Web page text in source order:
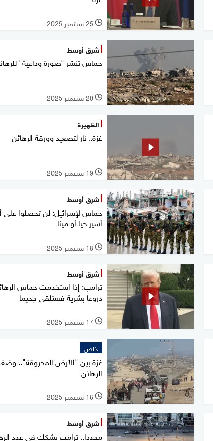
l 25 سبتمبر 2025
شرق أوسط
حماس تنشر "صورة وداعية"
l 20 سبتمبر 2025
الظهيرة
غزة.. نار لتصعيد وورقة الرهائن
l 19 سبتمبر 2025
شرق أوسط
حماس لإسرائيل: لن تحصلوا على
أسير حيا أو ميتا
l 18 سبتمبر 2025
شرق أوسط
ترامب: إذا استخدمت حماس
دروعا بشرية فستلقى جحيما
l 17 سبتمبر 2025
خاص
غزة بين "الأرض المحروقة"..
الرهائن
l 16 سبتمبر 2025
شرق أوسط
مجددا.. ترامب يشكك في عدد